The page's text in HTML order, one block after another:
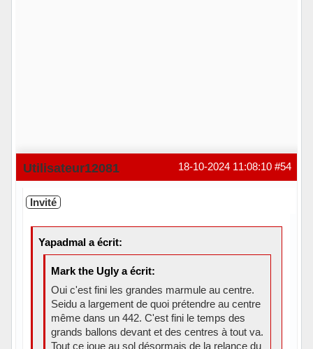
#54
18-10-2024 11:08:10
Utilisateur12081
Invité
Yapadmal a écrit:
Mark the Ugly a écrit:
Oui c'est fini les grandes marmule au centre.
Seidu a largement de quoi prétendre au centre
même dans un 442. C'est fini le temps des
grands ballons devant et des centres à tout va.
Tout ce joue au sol désormais de la relance du